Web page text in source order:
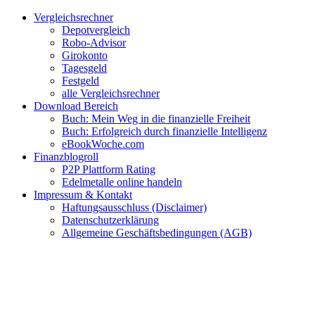
Zum
Facebook
Twitter
Instagram
Pinterest
YouTubeVergleichsrechner
Depotvergleich
Robo-Advisor
Girokonto
Tagesgeld
Festgeld
alle Vergleichsrechner
Download Bereich
Buch: Mein Weg in die finanzielle Freiheit
Buch: Erfolgreich durch finanzielle Intelligenz
eBookWoche.com
Finanzblogroll
P2P Plattform Rating
Edelmetalle online handeln
Impressum & Kontakt
Haftungsausschluss (Disclaimer)
Datenschutzerklärung
Allgemeine Geschäftsbedingungen (AGB)